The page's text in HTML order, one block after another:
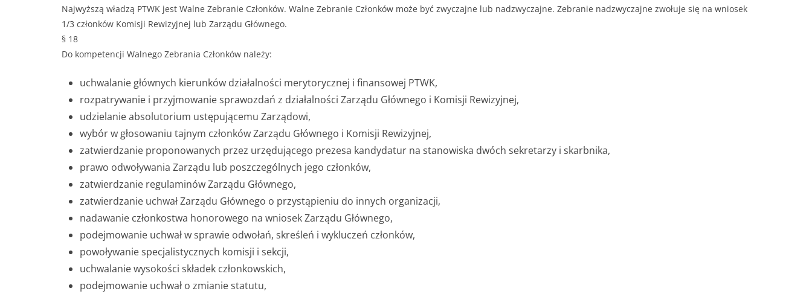
Najwyższą władzą PTWK jest Walne Zebranie Członków. Walne Zebranie Członków może być zwyczajne lub nadzwyczajne. Zebranie nadzwyczajne zwołuje się na wniosek
1/3 członków Komisji Rewizyjnej lub Zarządu Głównego.
§ 18
Do kompetencji Walnego Zebrania Członków należy:
uchwalanie głównych kierunków działalności merytorycznej i finansowej PTWK,
rozpatrywanie i przyjmowanie sprawozdań z działalności Zarządu Głównego i Komisji Rewizyjnej,
udzielanie absolutorium ustępującemu Zarządowi,
wybór w głosowaniu tajnym członków Zarządu Głównego i Komisji Rewizyjnej,
zatwierdzanie proponowanych przez urzędującego prezesa kandydatur na stanowiska dwóch sekretarzy i skarbnika,
prawo odwoływania Zarządu lub poszczególnych jego członków,
zatwierdzanie regulaminów Zarządu Głównego,
zatwierdzanie uchwał Zarządu Głównego o przystąpieniu do innych organizacji,
nadawanie członkostwa honorowego na wniosek Zarządu Głównego,
podejmowanie uchwał w sprawie odwołań, skreśleń i wykluczeń członków,
powoływanie specjalistycznych komisji i sekcji,
uchwalanie wysokości składek członkowskich,
podejmowanie uchwał o zmianie statutu,